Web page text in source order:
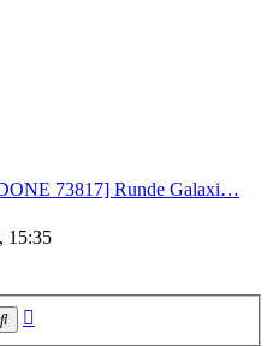
73817] Runde Galaxi…
15:35
Suche